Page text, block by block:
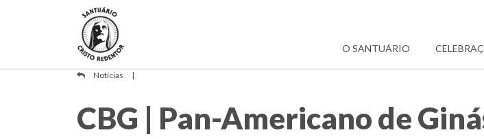
O SANTUÁRIO
Notícias |
CBG | Pan-Americano de